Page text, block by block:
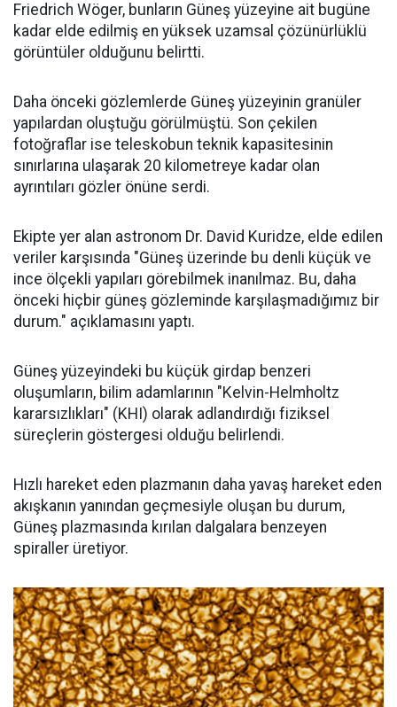
Friedrich Wöger, bunların Güneş yüzeyine ait bugüne
kadar elde edilmiş en yüksek uzamsal çözünürlüklü
görüntüler olduğunu belirtti.
Daha önceki gözlemlerde Güneş yüzeyinin granüler
yapılardan oluştuğu görülmüştü. Son çekilen
fotoğraflar ise teleskobun teknik kapasitesinin
sınırlarına ulaşarak 20 kilometreye kadar olan
ayrıntıları gözler önüne serdi.
Ekipte yer alan astronom Dr. David Kuridze, elde edilen
veriler karşısında "Güneş üzerinde bu denli küçük ve
ince ölçekli yapıları görebilmek inanılmaz. Bu, daha
önceki hiçbir güneş gözleminde karşılaşmadığımız bir
durum." açıklamasını yaptı.
Güneş yüzeyindeki bu küçük girdap benzeri
oluşumların, bilim adamlarının "Kelvin-Helmholtz
kararsızlıkları" (KHI) olarak adlandırdığı fiziksel
süreçlerin göstergesi olduğu belirlendi.
Hızlı hareket eden plazmanın daha yavaş hareket eden
akışkanın yanından geçmesiyle oluşan bu durum,
Güneş plazmasında kırılan dalgalara benzeyen
spiraller üretiyor.